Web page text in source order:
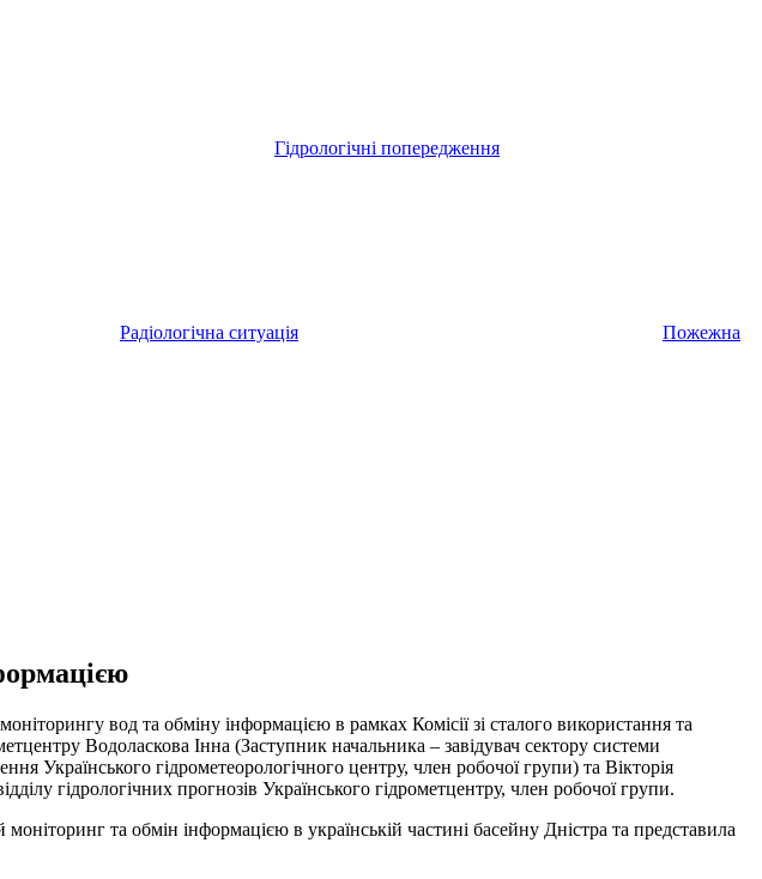
Гідрологічні попередження
Радіологічна ситуація
Пожежна
вод та обміну інформацією в рамках Комісії зі сталого використання та
Водоласкова Інна (Заступник начальника – завідувач сектору системи
Українського гідрометеорологічного центру, член робочої групи) та Вікторія
гідрологічних прогнозів Українського гідрометцентру, член робочої групи.
та обмін інформацією в українській частині басейну Дністра та представила